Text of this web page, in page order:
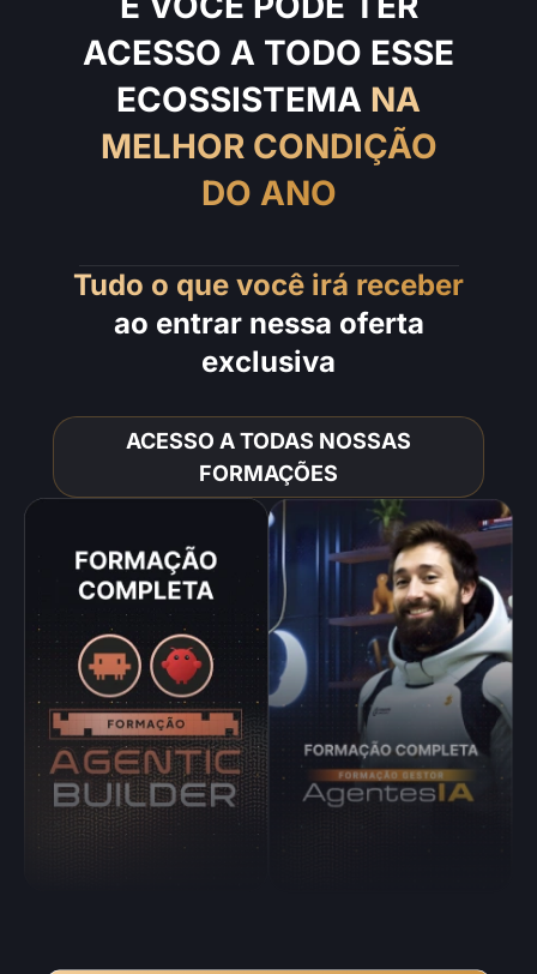
ACESSO A TODO ESSE
ECOSSISTEMA NA
MELHOR CONDIÇÃO
DO ANO
Tudo o que você irá receber
ao entrar nessa oferta
exclusiva
ACESSO A TODAS NOSSAS
FORMAÇÕES
GARANTIR DESCONTO